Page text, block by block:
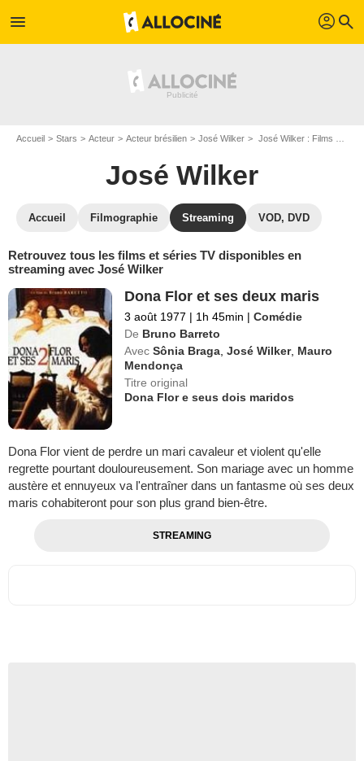
menu profil search
Accueil Stars Acteur Acteur brésilien José Wilker José Wilker : Films et séries online
José Wilker
Accueil Filmographie Streaming VOD, DVD
Retrouvez tous les films et séries TV disponibles en
streaming avec José Wilker
Dona Flor et ses deux maris
3 août 1977 | 1h 45min | Comédie
De Bruno Barreto
Avec Sônia Braga ,José Wilker, Mauro
Mendonça
Titre original
Dona Flor e seus dois maridos
Dona Flor vient de perdre un mari cavaleur et violent qu'elle
regrette pourtant douloureusement. Son mariage avec un homme
austère et ennuyeux va l'entraîner dans un fantasme où ses deux
maris cohabiteront pour son plus grand bien-être.
STREAMING